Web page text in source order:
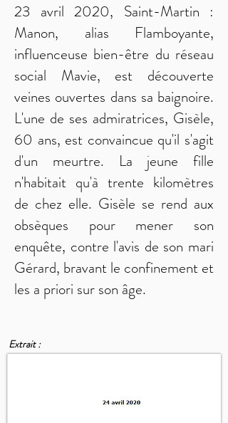
23 avril 2020, Saint-Martin :
Manon, alias Flamboyante,
influenceuse bien-être du réseau
social Mavie, est découverte
veines ouvertes dans sa baignoire.
L'une de ses admiratrices, Gisèle,
60 ans, est convaincue qu'il s'agit
d'un meurtre. La jeune fille
n'habitait qu'à trente kilomètres
de chez elle. Gisèle se rend aux
obsèques pour mener son
enquête, contre l'avis de son mari
Gérard, bravant le confinement et
les a priori sur son âge.
Extrait :